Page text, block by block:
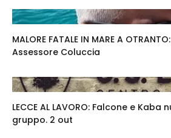
MALORE FATALE IN MARE A
Assessore Coluccia
LECCE AL LAVORO: Falcone e Kaba
gruppo. 2 out